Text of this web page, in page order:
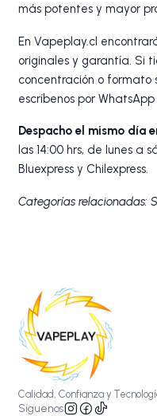
más potentes y mayor
En Vapeplay.cl
originales y garantía. Si
concentración o formato
escríbenos por
Despacho el mismo día
las 14:00 hrs, de lunes a
Bluexpress y Chilexpress.
Categorías relacionadas:
Calidad, Confianza y
Síguenos